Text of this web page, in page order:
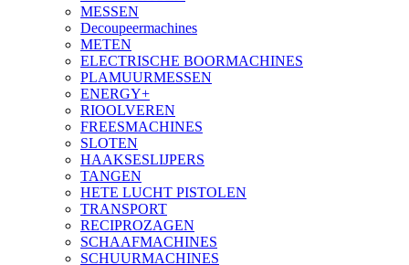
MESSEN
Decoupeermachines
METEN
ELECTRISCHE BOORMACHINES
PLAMUURMESSEN
ENERGY+
RIOOLVEREN
FREESMACHINES
SLOTEN
HAAKSESLIJPERS
TANGEN
HETE LUCHT PISTOLEN
TRANSPORT
RECIPROZAGEN
SCHAAFMACHINES
SCHUURMACHINES